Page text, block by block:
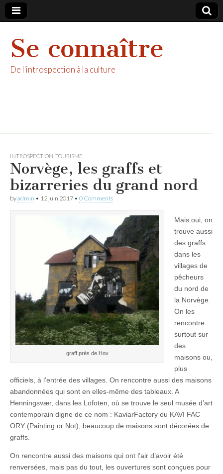
Se connaître
De l'introspection à la culture
INTROSPECTION TOURISME
Norvège, les graffs et
bizarreries du grand nord
byadmin • 12 juin 2017 • 0 Comments
graff près de Hov
Mais oui, on
trouve aussi
des graffs
dans les
villages de
pêcheurs
du nord de
la Norvège.
On les
rencontre
surtout sur
des
maisons ou,
plus
officiels, à l’entrée des villages. On rencontre aussi des maisons
abandonnées qui sont en elles-même des tableaux. A
Henningsvær, dans les Lofoten, où se trouve le seul musée d’art
contemporain digne de ce nom : KaviarFactory ou KAVI FAC
ORY (Painting or Not), beaucoup de maisons sont décorées de
graffs.
On rencontre aussi des maisons qui ont l’air d’avoir été
renversées, mais pas du tout, les ouvertures sont conçues pour